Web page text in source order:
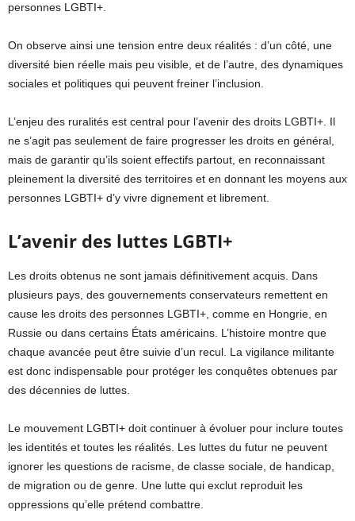
personnes LGBTI+.
On observe ainsi une tension entre deux réalités : d’un côté, une
diversité bien réelle mais peu visible, et de l’autre, des dynamiques
sociales et politiques qui peuvent freiner l’inclusion.
L’enjeu des ruralités est central pour l’avenir des droits LGBTI+. Il
ne s’agit pas seulement de faire progresser les droits en général,
mais de garantir qu’ils soient effectifs partout, en reconnaissant
pleinement la diversité des territoires et en donnant les moyens aux
personnes LGBTI+ d’y vivre dignement et librement.
L’avenir des luttes LGBTI+
Les droits obtenus ne sont jamais définitivement acquis. Dans
plusieurs pays, des gouvernements conservateurs remettent en
cause les droits des personnes LGBTI+, comme en Hongrie, en
Russie ou dans certains États américains. L’histoire montre que
chaque avancée peut être suivie d’un recul. La vigilance militante
est donc indispensable pour protéger les conquêtes obtenues par
des décennies de luttes.
Le mouvement LGBTI+ doit continuer à évoluer pour inclure toutes
les identités et toutes les réalités. Les luttes du futur ne peuvent
ignorer les questions de racisme, de classe sociale, de handicap,
de migration ou de genre. Une lutte qui exclut reproduit les
oppressions qu’elle prétend combattre.